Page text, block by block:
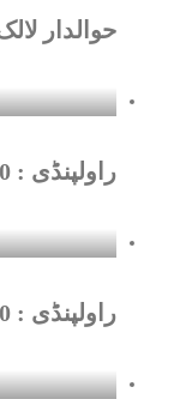
حوالدار
راولپنڈی : 300 روپے کے تنازع پر نوجوان
راولپنڈی : 300 روپے کے تنازع پر نوجوان